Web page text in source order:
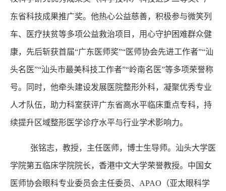
东省科技成果推广奖。他热心公益慈善，积极参与微笑列
车、医疗扶贫等多项公益救治项目，用心守护困难群众健
康，先后斩获首届“广东医师奖”“医师协会先进工作者”“汕
头名医”“汕头市最美科技工作者”“岭南名医”等多项荣誉称
号。同时，他牵头建设发展医院整形外科，凝聚优秀专业
人才队伍，助力科室获评广东省高水平临床重点专科，持
续提升区域整形医学诊疗水平与行业学术影响力。
张铭志，教授，主任医师，博士生导师。汕头大学医
学院第五临床学院院长，香港中文大学荣誉教授。中国女
医师协会眼科专业委员会主任委员、APAO（亚太眼科学